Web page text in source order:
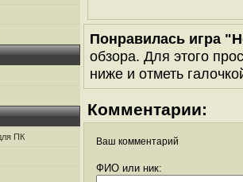
ПК
Понравилась игра
обзора. Для этого
ниже и отметь
Комментарии:
Ваш комментарий
ФИО или ник: